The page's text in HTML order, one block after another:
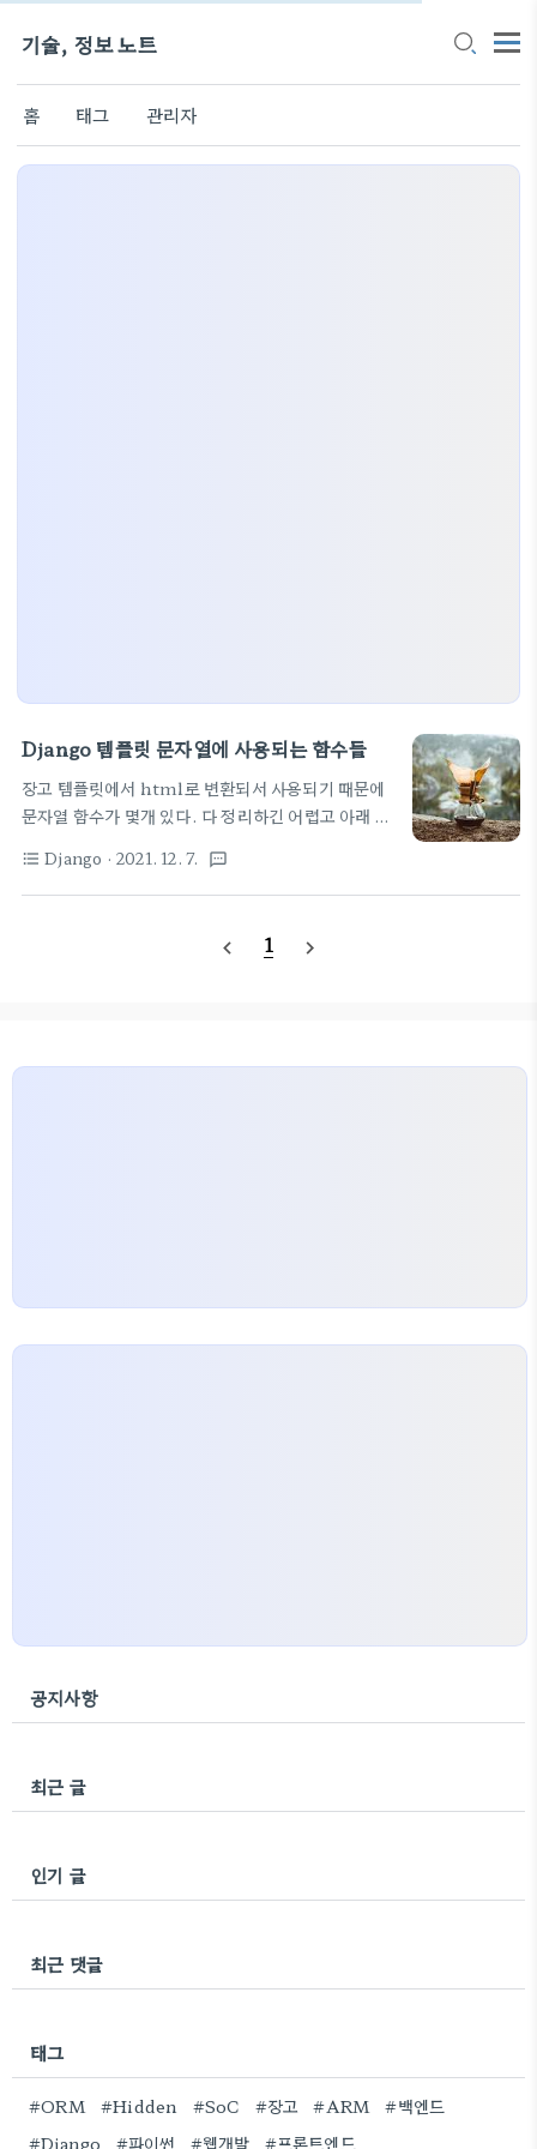
기술, 정보 노트
홈 태그 관리자
Django 템플릿 문자열에 사용되는 함수들
장고 템플릿에서 html로 변환되서 사용되기 때문에
문자열 함수가 몇개 있다. 다 정리하긴 어렵고 아래 페
https://himanmengit.github.io/django/2018/02/23/Built-
In-Template-Filter.html Django 내장 템플릿
himanmengit.github.io 일단 아래 3개를 사용
을 이스케이프 한다.
format_list_bulleted Django · 2021. 12. 7. textsms
navigate_before 1 navigate_next
공지사항
최근 글
인기 글
최근 댓글
태그
#ORM #Hidden #SoC #장고 #ARM
#백엔드
#Django
#파이썬 #웹개발 #프론트엔드